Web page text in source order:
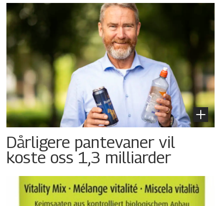
Dårligere pantevaner vil
koste oss 1,3 milliarder